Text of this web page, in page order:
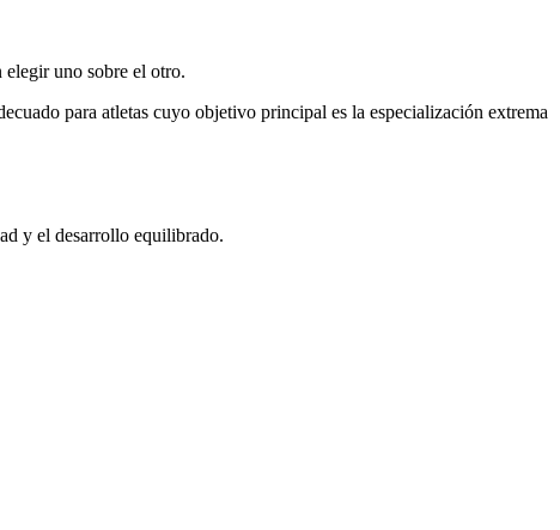
elegir uno sobre el otro.
para atletas cuyo objetivo principal es la especialización extrema
y el desarrollo equilibrado.